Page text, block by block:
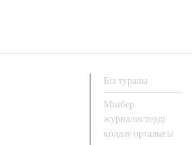
Біз туралы
Мінбер
журналистерді
қолдау орталығы